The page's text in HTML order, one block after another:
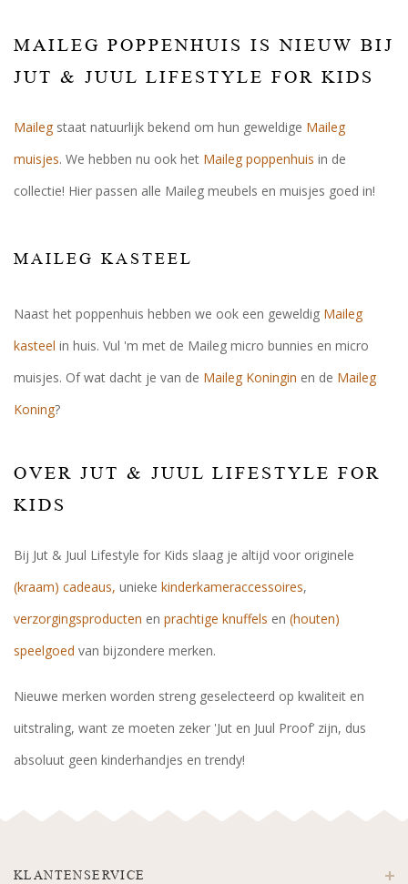
MAILEG POPPENHUIS IS NIEUW BIJ
JUT & JUUL LIFESTYLE FOR KIDS
Maileg staat natuurlijk bekend om hun geweldige Maileg
muisjes. We hebben nu ook het Maileg poppenhuis in de
collectie! Hier passen alle Maileg meubels en muisjes goed in!
MAILEG KASTEEL
Naast het poppenhuis hebben we ook een geweldig Maileg
kasteel in huis. Vul 'm met de Maileg micro bunnies en micro
muisjes. Of wat dacht je van de Maileg Koningin en de Maileg
Koning?
OVER JUT & JUUL LIFESTYLE FOR
KIDS
Bij Jut & Juul Lifestyle for Kids slaag je altijd voor originele
(kraam) cadeaus, unieke kinderkameraccessoires,
verzorgingsproducten en prachtige knuffels en (houten)
speelgoed van bijzondere merken.
Nieuwe merken worden streng geselecteerd op kwaliteit en
uitstraling, want ze moeten zeker 'Jut en Juul Proof’ zijn, dus
absoluut geen kinderhandjes en trendy!
KLANTENSERVICE